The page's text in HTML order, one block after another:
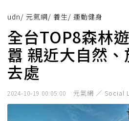
udn/ 元氣網/ 養生/ 運動健身
全台TOP8森林
囂 親近大自然
去處
2024-10-19 00:05:00 元氣網 ／ Social